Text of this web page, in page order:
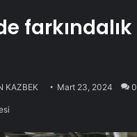
farkındalık
KAZBEK Mart 23, 2024 0